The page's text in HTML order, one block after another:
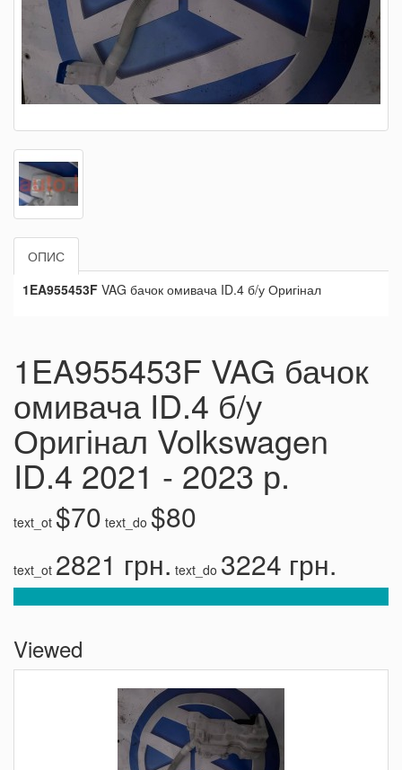
ОПИС
1EA955453F VAG бачок омивача ID.4 б/у Оригінал
1EA955453F VAG бачок
омивача ID.4 б/у
Оригінал Volkswagen
ID.4 2021 - 2023 р.
text_ot $70 text_do $80
text_ot 2821 грн. text_do 3224 грн.
Viewed